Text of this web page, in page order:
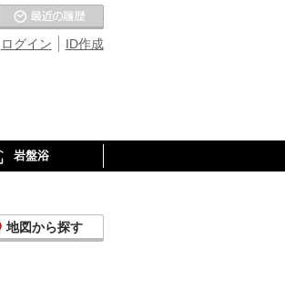
ID作成
ログイン
気に入りの温泉
岩盤浴
地図から探す